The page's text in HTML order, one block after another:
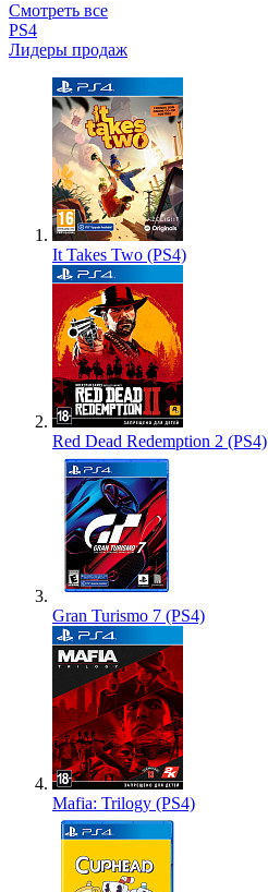
Смотреть все
PS4
Лидеры продаж
It Takes Two (PS4)
Red Dead Redemption 2 (PS4)
Gran Turismo 7 (PS4)
Mafia: Trilogy (PS4)